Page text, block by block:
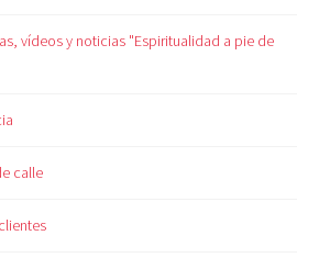
vídeos y noticias "Espiritualidad a pie de
calle